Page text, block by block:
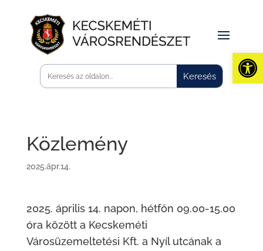
Közlemény
2025.ápr.14.
2025. április 14. napon, hétfőn 09.00-15.00
óra között a Kecskeméti
Városüzemeltetési Kft. a Nyíl utcának a